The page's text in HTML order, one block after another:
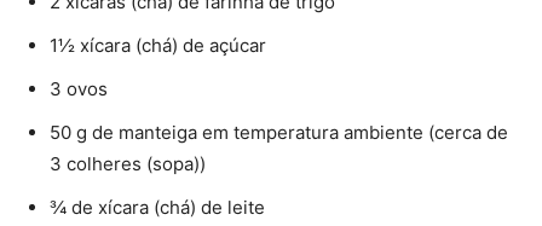
1½ xícara (chá) de açúcar
3 ovos
50 g de manteiga em temperatura ambiente (cerca de
3 colheres (sopa))
¾ de xícara (chá) de leite